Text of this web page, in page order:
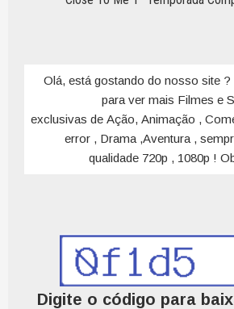
Olá, está gostando do nosso site ?
para ver mais Filmes e
exclusivas de Ação, Animação ,
error , Drama ,Aventura ,
qualidade 720p , 1080p !
Digite o código para